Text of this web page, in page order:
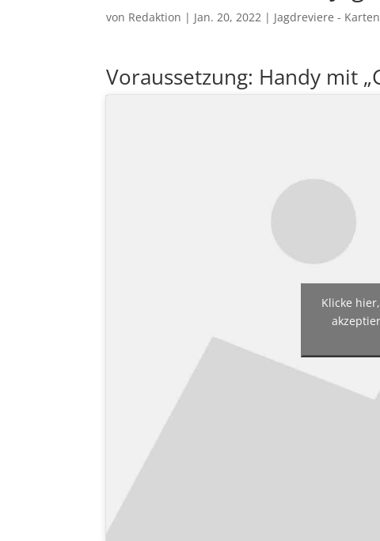
von Redaktion | Jan. 20, 2022 | Jagdreviere - Karten
Voraussetzung: Handy mit
Klicke